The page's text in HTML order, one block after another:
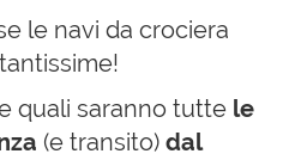
le navi da crociera
quali saranno tutte le
(e transito) dal